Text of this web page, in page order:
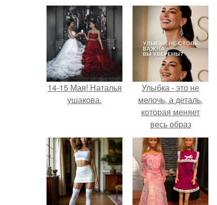
14-15 Мая! Наталья
ушакова.
Улыбка - это не
мелочь, а деталь,
которая меняет
весь образ
человека.